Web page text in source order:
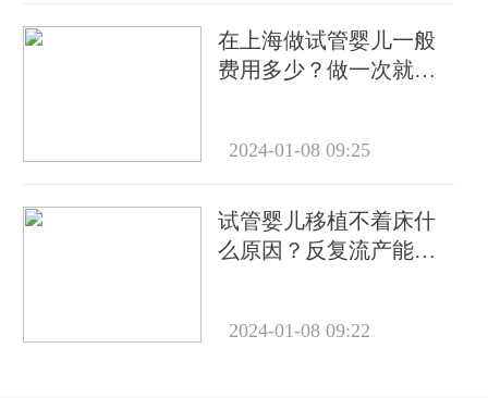
在上海做试管婴儿一般
费用多少？做一次就能
2024-01-08 09:25
试管婴儿移植不着床什
么原因？反复流产能做
2024-01-08 09:22